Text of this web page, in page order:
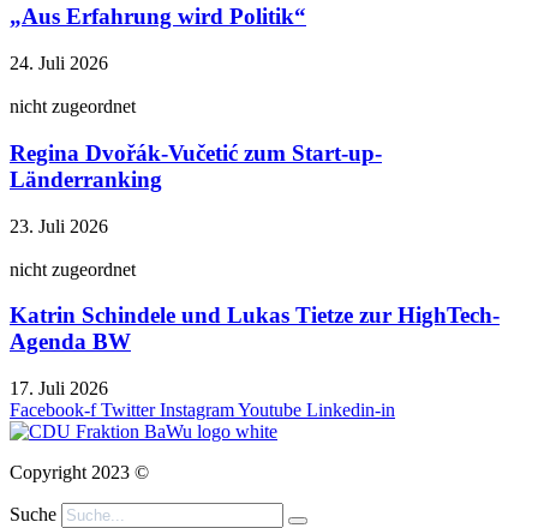
„Aus Erfahrung wird Politik“
24. Juli 2026
nicht zugeordnet
Regina Dvořák-Vučetić zum Start-up-
Länderranking
23. Juli 2026
nicht zugeordnet
Katrin Schindele und Lukas Tietze zur HighTech-
Agenda BW
17. Juli 2026
Facebook-f Twitter InstagramYoutube Linkedin-in
Copyright 2023 ©
Suche